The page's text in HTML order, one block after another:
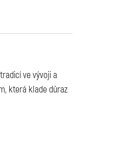
ve vývoji a
která klade důraz